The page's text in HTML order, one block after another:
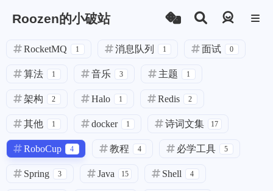
Roozen的小破站
RocketMQ 1 消息队列 1 面试 0
算法 1 音乐 3 主题 1
架构 2 Halo 1 Redis 2
其他 1 docker 1 诗词文集 17
RoboCup 4 教程 4 必学工具 5
Spring 3 Java 15 Shell 4